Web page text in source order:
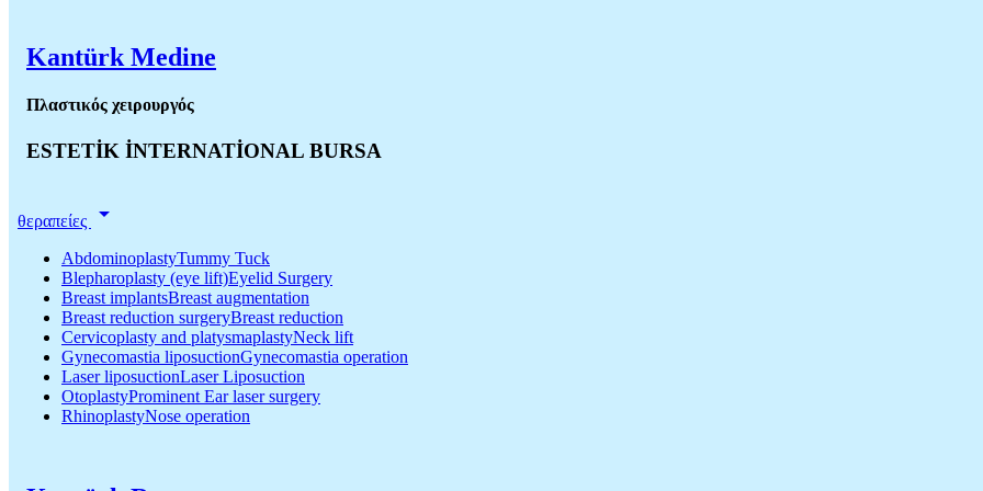
Kantürk Medine
Πλαστικός χειρουργός
ESTETİK İNTERNATİONAL BURSA
θεραπείες arrow_drop_down
AbdominoplastyTummy Tuck
Blepharoplasty (eye lift)Eyelid Surgery
Breast implantsBreast augmentation
Breast reduction surgeryBreast reduction
Cervicoplasty and platysmaplastyNeck lift
Gynecomastia liposuctionGynecomastia operation
Laser liposuctionLaser Liposuction
OtoplastyProminent Ear laser surgery
RhinoplastyNose operation